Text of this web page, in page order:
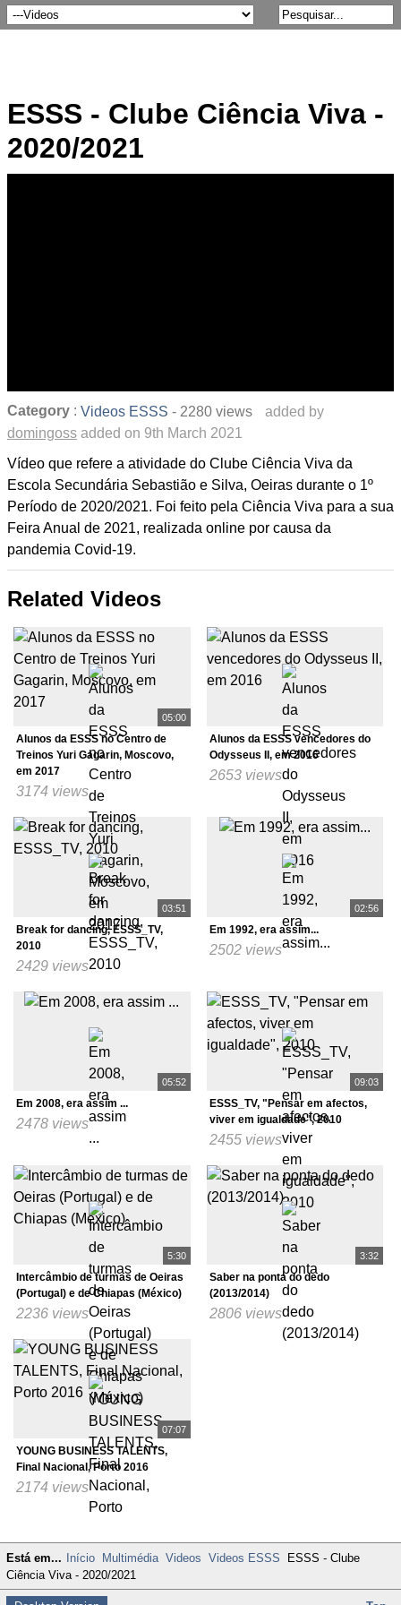
ESSS - Clube Ciência Viva -
2020/2021
Category : Videos ESSS - 2280 views
added by
domingoss added on 9th March 2021
Vídeo que refere a atividade do Clube Ciência Viva da
Escola Secundária Sebastião e Silva, Oeiras durante o 1º
Período de 2020/2021. Foi feito pela Ciência Viva para a sua
Feira Anual de 2021, realizada online por causa da
pandemia Covid-19.
Related Videos
05:00
Alunos da ESSS no Centro de
Treinos Yuri Gagarin, Moscovo,
em 2017
3174 views
Alunos da ESSS vencedores do
Odysseus II, em 2016
2653 views
03:51
Break for dancing, ESSS_TV,
2010
2429 views
02:56
Em 1992, era assim...
2502 views
05:52
Em 2008, era assim ...
2478 views
09:03
ESSS_TV, "Pensar em afectos,
viver em igualdade", 2010
2455 views
5:30
Intercâmbio de turmas de Oeiras
(Portugal) e de Chiapas (México)
2236 views
3:32
Saber na ponta do dedo
(2013/2014)
2806 views
07:07
YOUNG BUSINESS TALENTS,
Final Nacional, Porto 2016
2174 views
Está em... Início Multimédia Videos Videos ESSS
ESSS - Clube
Ciência Viva - 2020/2021